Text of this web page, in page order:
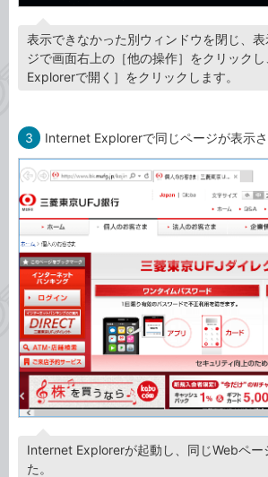
表示できなかった別ウィンドウを閉じ、
ジで画面右上の［他の操作］をクリック
Explorerで開く］をクリックします。
3 Internet Explorerで同じページが表示
Internet Explorerが起動し、同じWebペー
た。